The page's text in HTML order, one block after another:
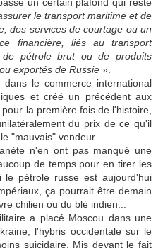
le transport maritime et de
des services de courtage ou un
financière, liés au transport
pétrole brut ou de produits
exportés de Russie ».
dans le commerce international
et créé un précédent aux
la première fois de l'histoire,
du prix de ce qu'il
"mauvais" vendeur.
n'en ont pas manqué une
de temps pour en tirer les
le pétrole russe est aujourd'hui
ça pourrait être demain
chilien ou du blé indien...
a placé Moscou dans une
l'hybris occidentale sur le
suicidaire. Mis devant le fait